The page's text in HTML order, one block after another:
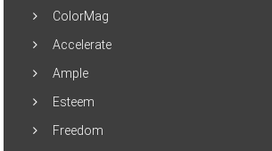
ColorMag
Accelerate
Ample
Esteem
Freedom